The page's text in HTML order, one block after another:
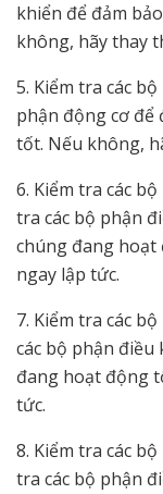
khiển để đảm
không, hãy thay
5. Kiểm tra các
phận động cơ
tốt. Nếu không,
6. Kiểm tra các
tra các bộ phận
chúng đang
ngay lập tức.
7. Kiểm tra các
các bộ phận
đang hoạt động
tức.
8. Kiểm tra các
tra các bộ phận